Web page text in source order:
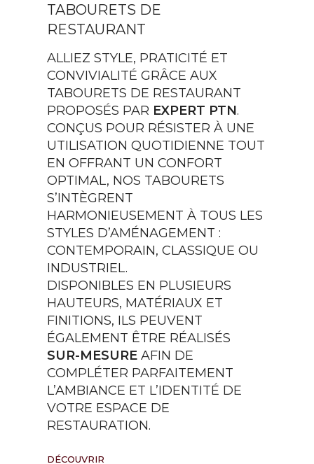
TABOURETS DE
RESTAURANT
ALLIEZ STYLE, PRATICITÉ ET
CONVIVIALITÉ GRÂCE AUX
TABOURETS DE RESTAURANT
PROPOSÉS PAR EXPERT PTN.
CONÇUS POUR RÉSISTER À UNE
UTILISATION QUOTIDIENNE TOUT
EN OFFRANT UN CONFORT
OPTIMAL, NOS TABOURETS
S’INTÈGRENT
HARMONIEUSEMENT À TOUS LES
STYLES D’AMÉNAGEMENT :
CONTEMPORAIN, CLASSIQUE OU
INDUSTRIEL.
DISPONIBLES EN PLUSIEURS
HAUTEURS, MATÉRIAUX ET
FINITIONS, ILS PEUVENT
ÉGALEMENT ÊTRE RÉALISÉS
SUR-MESURE AFIN DE
COMPLÉTER PARFAITEMENT
L’AMBIANCE ET L’IDENTITÉ DE
VOTRE ESPACE DE
RESTAURATION.
DÉCOUVRIR